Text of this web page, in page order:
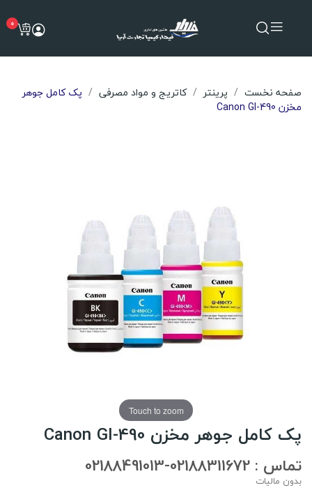
0
صفحه نخست پرینتر کاتریج و مواد مصرفی
پک کامل جوهر
مخزن Canon GI-490
Touch to zoom
پک کامل جوهر مخزن Canon GI-490
تماس : 02188311672-02188491013
بدون مالیات